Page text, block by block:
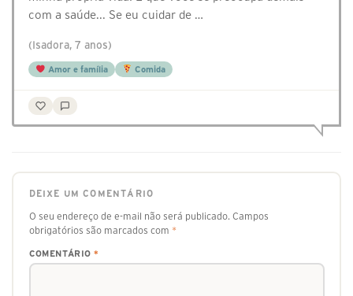
com a saúde... Se eu cuidar de …
(Isadora, 7 anos)
Amor e família Comida
DEIXE UM COMENTÁRIO
O seu endereço de e-mail não será publicado. Campos
obrigatórios são marcados com *
COMENTÁRIO *